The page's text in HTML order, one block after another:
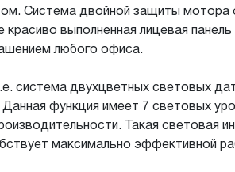
Система двойной защиты мотора
красиво выполненная лицевая
любого офиса.
система двухцветных световых
функция имеет 7 световых
Такая световая
максимально эффективной